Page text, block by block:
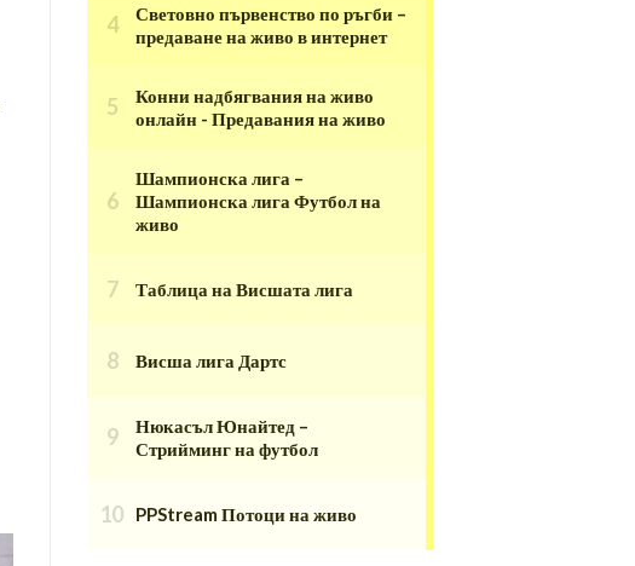
Световно първенство по ръгби –
предаване на живо в интернет
Конни надбягвания на живо
онлайн - Предавания на живо
Шампионска лига –
Шампионска лига Футбол на
живо
Таблица на Висшата лига
Висша лига Дартс
Нюкасъл Юнайтед –
Стрийминг на футбол
PPStream Потоци на живо